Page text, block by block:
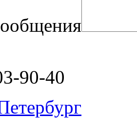
90-40